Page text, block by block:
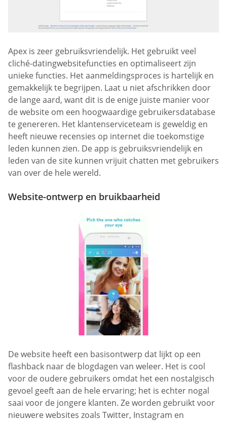
Apex is zeer gebruiksvriendelijk. Het gebruikt veel
cliché-datingwebsitefuncties en optimaliseert zijn
unieke functies. Het aanmeldingsproces is hartelijk en
gemakkelijk te begrijpen. Laat u niet afschrikken door
de lange aard, want dit is de enige juiste manier voor
de website om een hoogwaardige gebruikersdatabase
te genereren. Het klantenserviceteam is geweldig en
heeft nieuwe recensies op internet die toekomstige
leden kunnen zien. De app is gebruiksvriendelijk en
leden van de site kunnen vrijuit chatten met gebruikers
van over de hele wereld.
Website-ontwerp en bruikbaarheid
De website heeft een basisontwerp dat lijkt op een
flashback naar de blogdagen van weleer. Het is cool
voor de oudere gebruikers omdat het een nostalgisch
gevoel geeft aan de hele ervaring; het is echter nogal
saai voor de jongere klanten. Ze worden gebruikt voor
nieuwere websites zoals Twitter, Instagram en